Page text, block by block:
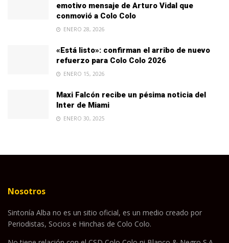
emotivo mensaje de Arturo Vidal que
conmovió a Colo Colo
ENERO 28, 2026
«Está listo»: confirman el arribo de nuevo
refuerzo para Colo Colo 2026
ENERO 15, 2026
Maxi Falcón recibe un pésima noticia del
Inter de Miami
ENERO 30, 2025
Nosotros
Sintonía Alba no es un sitio oficial, es un medio creado por
Periodistas, Socios e Hinchas de Colo Colo.